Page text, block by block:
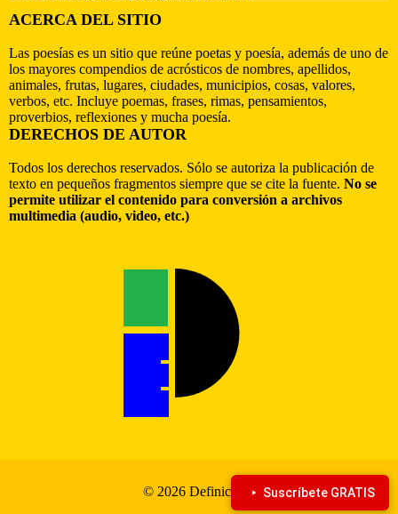
ACERCA DEL SITIO
Las poesías es un sitio que reúne poetas y poesía, además de uno de
los mayores compendios de acrósticos de nombres, apellidos,
animales, frutas, lugares, ciudades, municipios, cosas, valores,
verbos, etc. Incluye poemas, frases, rimas, pensamientos,
proverbios, reflexiones y mucha poesía.
DERECHOS DE AUTOR
Todos los derechos reservados. Sólo se autoriza la publicación de
texto en pequeños fragmentos siempre que se cite la fuente. No se
permite utilizar el contenido para conversión a archivos
multimedia (audio, video, etc.)
© 2026 Definiciona Suscríbete GRATIS